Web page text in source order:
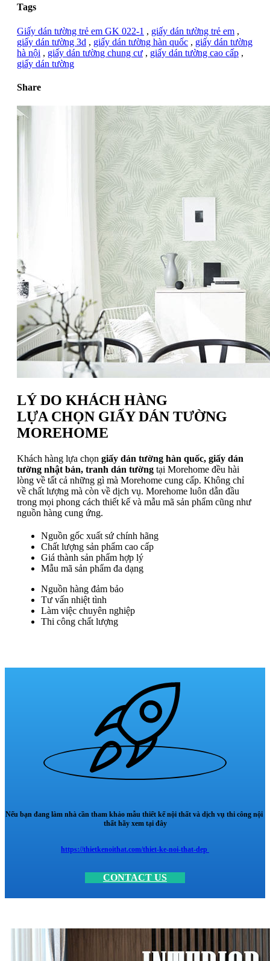
Tags
Giấy dán tường trẻ em GK 022-1 , giấy dán tường trẻ em ,
giấy dán tường 3d , giấy dán tường hàn quốc , giấy dán tường
hà nội , giấy dán tường chung cư , giấy dán tường cao cấp ,
giấy dán tường
Share
LÝ DO KHÁCH HÀNG
LỰA CHỌN GIẤY DÁN TƯỜNG
MOREHOME
Khách hàng lựa chọn giấy dán tường hàn quốc, giấy dán
tường nhật bản, tranh dán tường tại Morehome đều hài
lòng về tất cả những gì mà Morehome cung cấp. Không chỉ
về chất lượng mà còn về dịch vụ. Morehome luôn dẫn đầu
trong mọi phong cách thiết kế và mẫu mã sản phẩm cũng như
nguồn hàng cung ứng.
Nguồn gốc xuất sứ chính hãng
Chất lượng sản phẩm cao cấp
Giá thành sản phẩm hợp lý
Mẫu mã sản phẩm đa dạng
Nguồn hàng đảm bảo
Tư vấn nhiệt tình
Làm việc chuyên nghiệp
Thi công chất lượng
Nếu bạn đang làm nhà cần tham khảo mẫu thiết kế nội thất và dịch vụ thi công nội
thất hãy xem tại đây
https://thietkenoithat.com/thiet-ke-noi-that-dep
CONTACT US